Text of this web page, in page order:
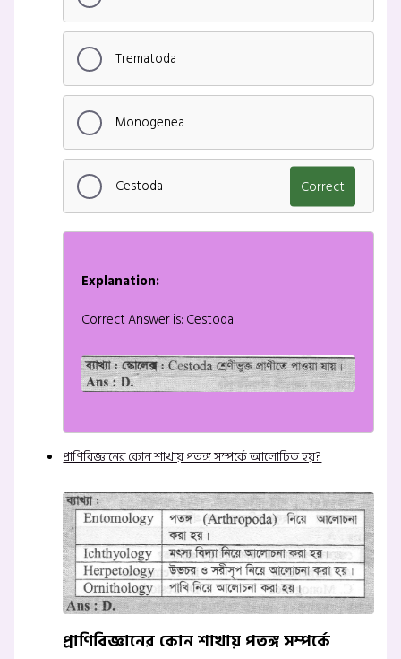
Trematoda
Monogenea
Cestoda Correct
Explanation:
Correct Answer is: Cestoda
প্রাণিবিজ্ঞানের কোন শাখায় পতঙ্গ সম্পর্কে আলোচিত হয়?
প্রাণিবিজ্ঞানের কোন শাখায় পতঙ্গ সম্পর্কে